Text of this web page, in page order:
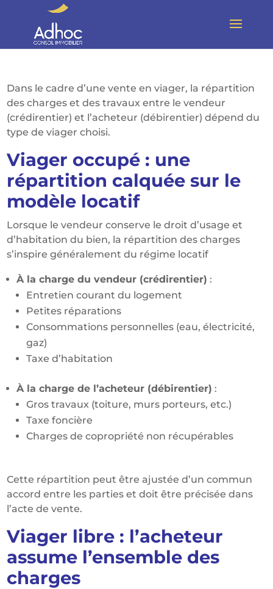
Dans le cadre d’une vente en viager, la répartition
des charges et des travaux entre le vendeur
(crédirentier) et l’acheteur (débirentier) dépend du
type de viager choisi.
Viager occupé : une
répartition calquée sur le
modèle locatif
Lorsque le vendeur conserve le droit d’usage et
d’habitation du bien, la répartition des charges
s’inspire généralement du régime locatif
À la charge du vendeur (crédirentier) :
Entretien courant du logement
Petites réparations
Consommations personnelles (eau, électricité,
gaz)
Taxe d’habitation
À la charge de l’acheteur (débirentier) :
Gros travaux (toiture, murs porteurs, etc.)
Taxe foncière
Charges de copropriété non récupérables
Cette répartition peut être ajustée d’un commun
accord entre les parties et doit être précisée dans
l’acte de vente.
Viager libre : l’acheteur
assume l’ensemble des
charges